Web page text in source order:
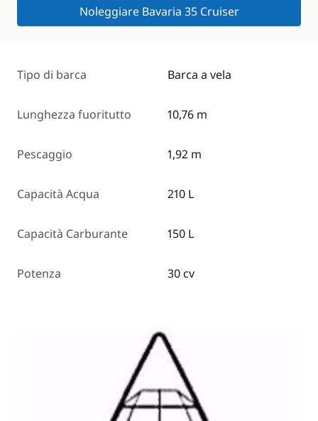
Noleggiare Bavaria 35 Cruiser
Tipo di barca Barca a vela
Lunghezza fuoritutto 10,76 m
Pescaggio 1,92 m
Capacità Acqua 210 L
Capacità Carburante 150 L
Potenza 30 cv